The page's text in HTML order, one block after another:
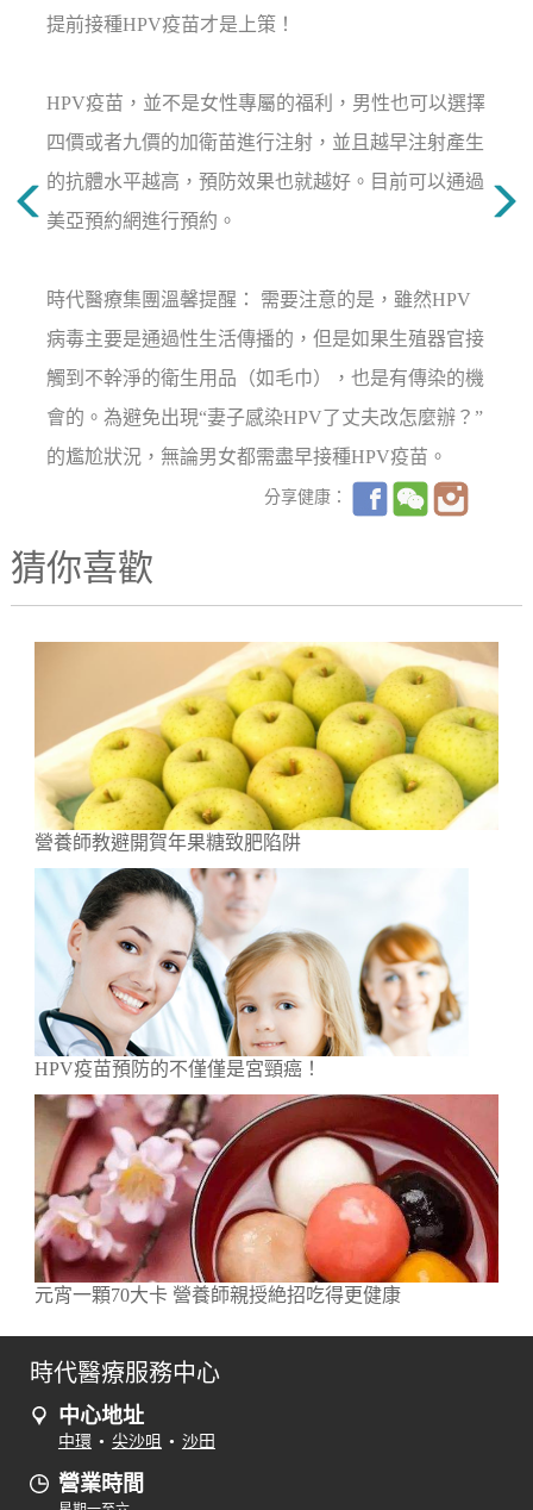
提前接種HPV疫苗才是上策！
HPV疫苗，並不是女性專屬的福利，男性也可以選擇
四價或者九價的加衛苗進行注射，並且越早注射產生
的抗體水平越高，預防效果也就越好。目前可以通過
美亞預約網進行預約。
時代醫療集團溫馨提醒： 需要注意的是，雖然HPV
病毒主要是通過性生活傳播的，但是如果生殖器官接
觸到不幹淨的衛生用品（如毛巾），也是有傳染的機
會的。為避免出現“妻子感染HPV了丈夫改怎麼辦？”
的尷尬狀況，無論男女都需盡早接種HPV疫苗。
分享健康：
猜你喜歡
營養師教避開賀年果糖致肥陷阱
HPV疫苗預防的不僅僅是宮頸癌！
元宵一顆70大卡 營養師親授絶招吃得更健康
時代醫療服務中心
中心地址
中環 • 尖沙咀 • 沙田
營業時間